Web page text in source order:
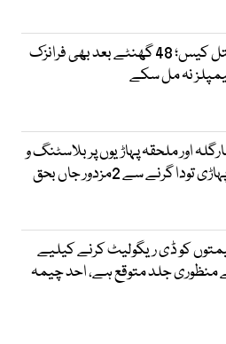
میر رضا قتل کیس؛ 48 گھنٹے بعد بھی فرانزک
نہ مل سکے
اور ملحقہ پہاڑیوں پر بلاسٹنگ و
گرنے سے 2مزدور جاں بحق
کو ڈی ریگولیٹ کرنے کیلیے
منظوری جلد متوقع ہے، احد چیمہ